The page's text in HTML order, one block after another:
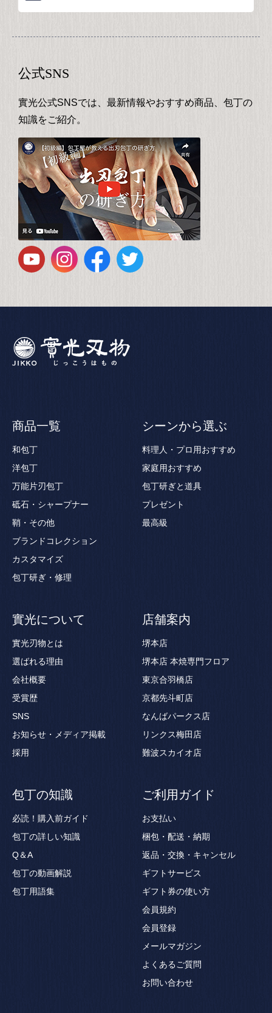
公式SNS
實光公式SNSでは、最新情報やおすすめ商品、包丁の
知識をご紹介。
商品一覧
和包丁
洋包丁
万能片刃包丁
砥石・シャープナー
鞘・その他
ブランドコレクション
カスタマイズ
包丁研ぎ・修理
シーンから選ぶ
料理人・プロ用おすすめ
家庭用おすすめ
包丁研ぎと道具
プレゼント
最高級
實光について
實光刃物とは
選ばれる理由
会社概要
受賞歴
SNS
お知らせ・メディア掲載
採用
店舗案内
堺本店
堺本店 本焼専門フロア
東京合羽橋店
京都先斗町店
なんばパークス店
リンクス梅田店
難波スカイオ店
包丁の知識
必読！購入前ガイド
包丁の詳しい知識
Q＆A
包丁の動画解説
包丁用語集
ご利用ガイド
お支払い
梱包・配送・納期
返品・交換・キャンセル
ギフトサービス
ギフト券の使い方
会員規約
会員登録
メールマガジン
よくあるご質問
お問い合わせ